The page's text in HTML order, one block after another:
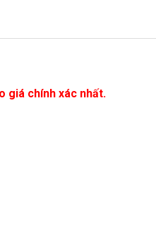
giá chính xác nhất.